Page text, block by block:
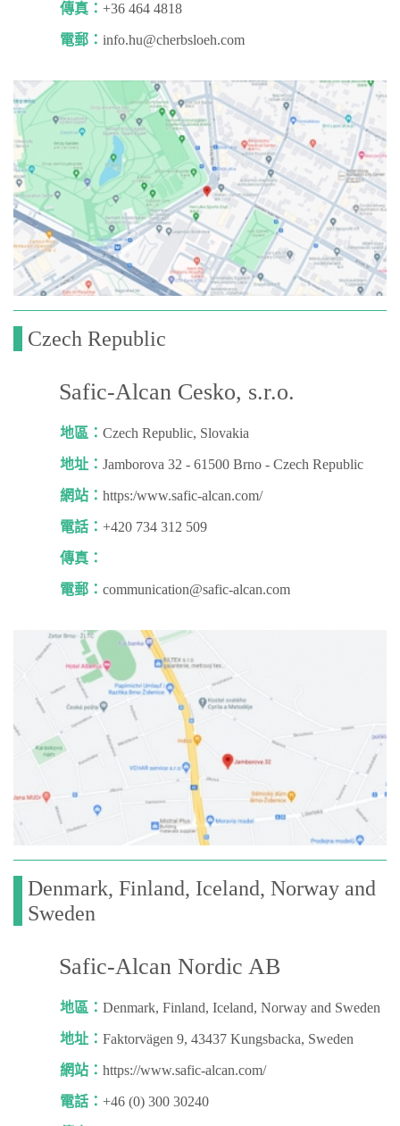
傳真：+36 464 4818
電郵：info.hu@cherbsloeh.com
Czech Republic
Safic-Alcan Cesko, s.r.o.
地區：Czech Republic, Slovakia
地址：Jamborova 32 - 61500 Brno - Czech Republic
網站：https:/www.safic-alcan.com/
電話：+420 734 312 509
傳真：
電郵：communication@safic-alcan.com
Denmark, Finland, Iceland, Norway and
Sweden
Safic-Alcan Nordic AB
地區：Denmark, Finland, Iceland, Norway and Sweden
地址：Faktorvägen 9, 43437 Kungsbacka, Sweden
網站：https://www.safic-alcan.com/
電話：+46 (0) 300 30240